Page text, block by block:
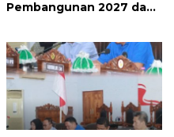
Pembangunan 2027 dan